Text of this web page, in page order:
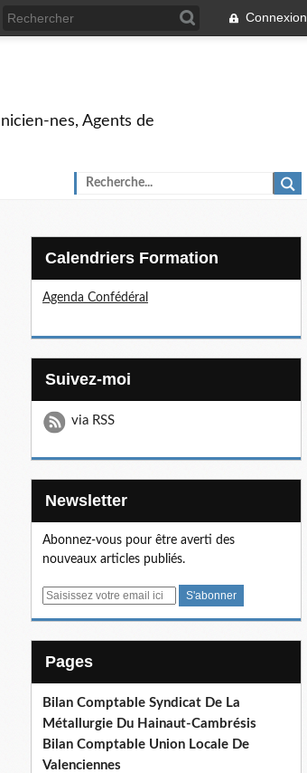
Connexion
nes, Agents de
Calendriers Formation
Agenda Confédéral
Suivez-moi
via RSS
Newsletter
Abonnez-vous pour être averti des
nouveaux articles publiés.
E
Pages
Bilan Comptable Syndicat De La
Métallurgie Du Hainaut-Cambrésis
Bilan Comptable Union Locale De
Valenciennes